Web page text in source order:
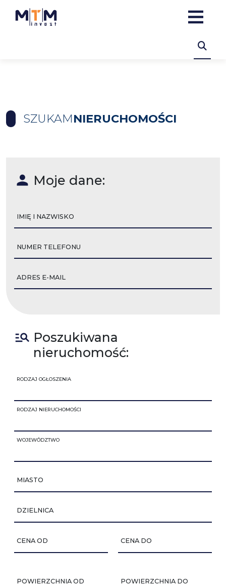
SZUKAMNIERUCHOMOŚCI
Moje dane:
IMIĘ I NAZWISKO
NUMER TELEFONU
ADRES E-MAIL
Poszukiwana
nieruchomość:
RODZAJ OGŁOSZENIA
RODZAJ NIERUCHOMOŚCI
WOJEWÓDZTWO
MIASTO
DZIELNICA
CENA OD CENA DO
POWIERZCHNIA OD POWIERZCHNIA DO